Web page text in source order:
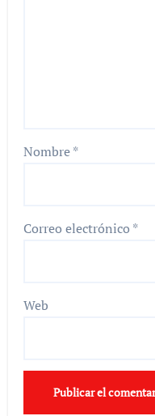
Nombre*
Correo electrónico *
Web